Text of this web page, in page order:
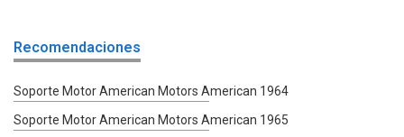
Recomendaciones
Soporte Motor American Motors American 1964
Soporte Motor American Motors American 1965